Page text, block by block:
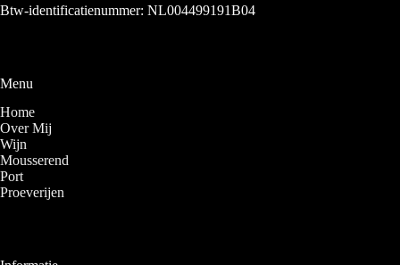
Btw-identificatienummer: NL004499191B04
Menu
Home
Over Mij
Wijn
Mousserend
Port
Proeverijen